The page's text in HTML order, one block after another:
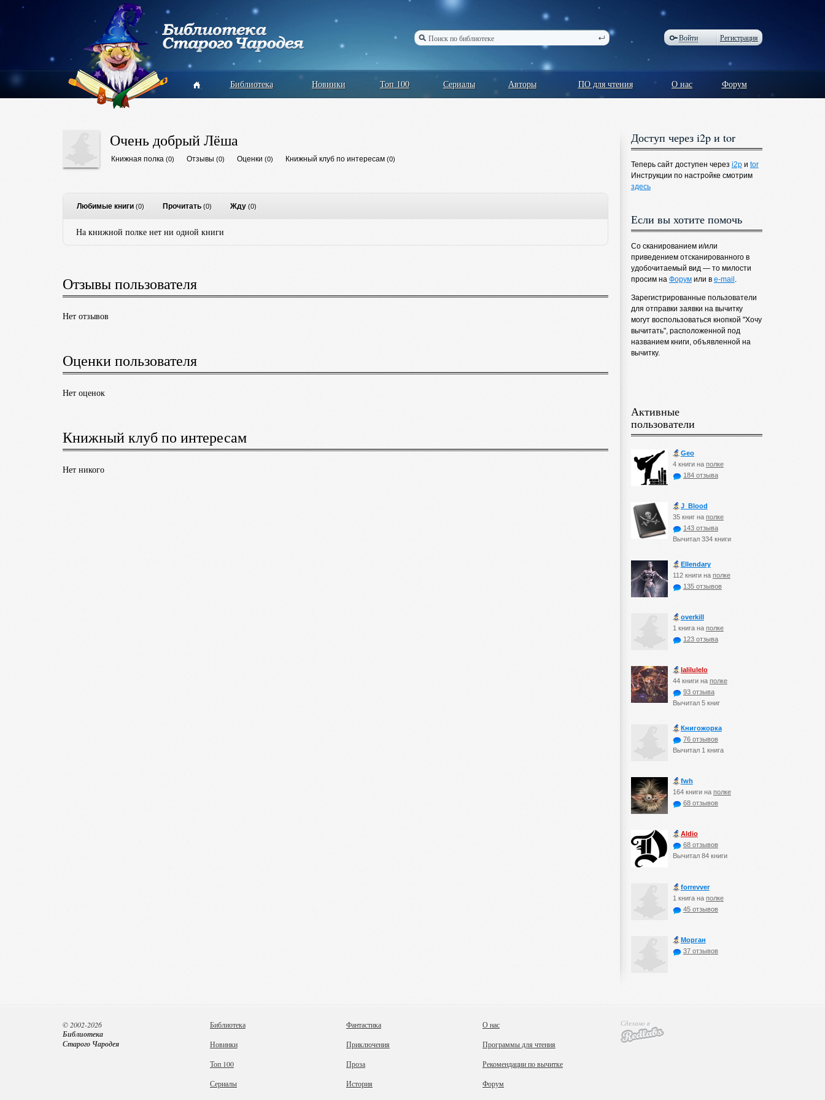
Библиотека Новинки Топ 100 Сериалы Авторы ПО для чтения О нас Форум
Войти Регистрация
Очень добрый Лёша
Книжная полка (0) Отзывы (0) Оценки (0) Книжный клуб по интересам (0)
Любимые книги (0) Прочитать (0) Жду (0)
На книжной полке нет ни одной книги
Отзывы пользователя
Нет отзывов
Оценки пользователя
Нет оценок
Книжный клуб по интересам
Нет никого
Доступ через i2p и tor
Теперь сайт доступен через i2pи tor
Инструкции по настройке смотрим
здесь
Если вы хотите помочь
Со сканированием и/или
приведением отсканированного в
удобочитаемый вид — то милости
просим на Форумили в e-mail .
Зарегистрированные пользователи
для отправки заявки на вычитку
могут воспользоваться кнопкой "Хочу
вычитать", расположенной под
названием книги, объявленной на
вычитку.
Активные
пользователи
Geo
4 книги на полке
184 отзыва
J_Blood
35 книг на полке
143 отзыва
Вычитал 334 книги
Ellendary
112 книги на полке
135 отзывов
оverkill
1 книга на полке
123 отзыва
lalilulelo
44 книги на полке
93 отзыва
Вычитал 5 книг
Книгожорка
76 отзывов
Вычитал 1 книга
fwh
164 книги на полке
68 отзывов
Aldio
68 отзывов
Вычитал 84 книги
forrevver
1 книга на полке
45 отзывов
Морган
37 отзывов
Библиотека
Новинки
Топ 100
Сериалы
Фантастика
Приключения
Проза
История
О нас
Программы для чтения
Рекомендации по вычитке
Форум
© 2002-2026
Библиотека
Старого Чародея
Сделано в